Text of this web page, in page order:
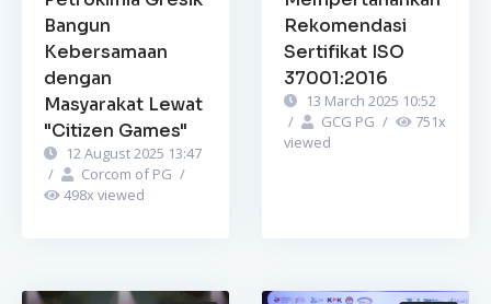
Bangun
Kebersamaan
dengan
Masyarakat Lewat
"Citizen Games"
12 August 2025 13:47
/
Corcom of PG /
498x viewed
Rekomendasi
Sertifikat ISO
37001:2016
13 March 2025 10:52
/
GCG PG / 751x
viewed